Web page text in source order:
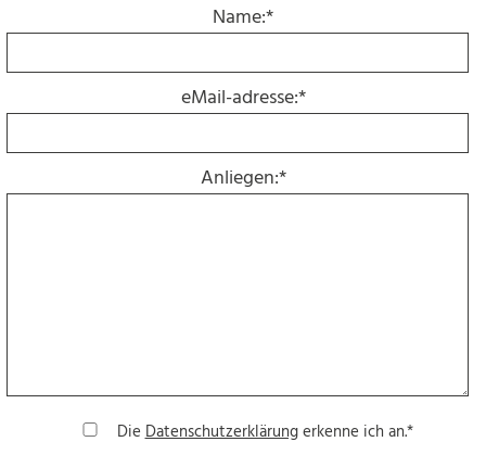
Name:*
eMail-adresse:*
Anliegen:*
DieDatenschutzerklärungerkenne ich an.*